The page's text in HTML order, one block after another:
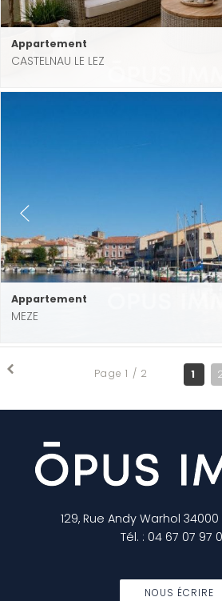
Appartement
CASTELNAU LE LEZ
Appartement
MEZE
Page 1 / 2 1 2
129, Rue Andy Warhol 34000
Tél. : 04 67 07 97
NOUS ÉCRIRE